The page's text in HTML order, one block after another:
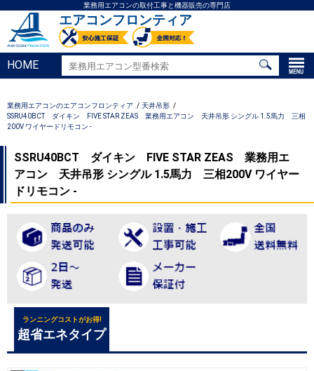
業務用エアコンの取付工事と機器販売の専門店
エアコンフロンティア
HOME
業務用エアコンのエアコンフロンティア
天井吊形
SSRU40BCT ダイキン FIVE STAR ZEAS 業務用エアコン 天井吊形 シングル 1.5馬力 三相
200V ワイヤードリモコン -
SSRU40BCT ダイキン FIVE STAR ZEAS 業務用エ
アコン 天井吊形 シングル 1.5馬力 三相200V ワイヤー
ドリモコン -
ランニングコストがお得!
超省エネタイプ